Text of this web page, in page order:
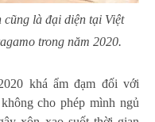
là đại diện tại Việt
trong năm 2020.
khá ẩm đạm đối với
cho phép mình ngủ